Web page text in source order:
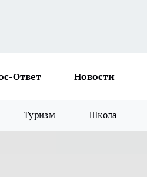
Ответ Новости
Туризм Школа